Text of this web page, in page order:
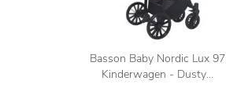
Basson Baby Nordic Lux 97
Kinderwagen - Dusty...